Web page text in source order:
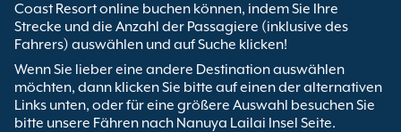
Coast Resort online buchen können, indem Sie Ihre
Strecke und die Anzahl der Passagiere (inklusive des
Fahrers) auswählen und auf Suche klicken!
Wenn Sie lieber eine andere Destination auswählen
möchten, dann klicken Sie bitte auf einen der alternativen
Links unten, oder für eine größere Auswahl besuchen Sie
bitte unsere Fähren nach Nanuya Lailai Insel Seite.